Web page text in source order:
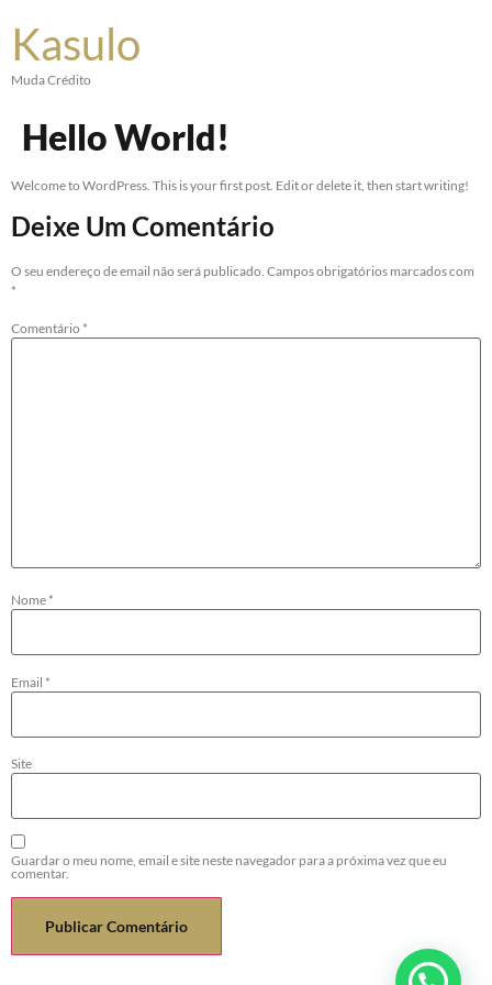
Kasulo
Muda Crédito
Hello World!
Welcome to WordPress. This is your first post. Edit or delete it, then start writing!
Deixe Um Comentário
O seu endereço de email não será publicado. Campos obrigatórios marcados com
*
Comentário *
Nome *
Email *
Site
Guardar o meu nome, email e site neste navegador para a próxima vez que eu
comentar.